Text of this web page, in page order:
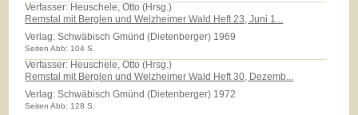
Verfasser: Heuschele, Otto (Hrsg.)
Remstal mit Berglen und Welzheimer Wald Heft 23, Juni 1...
Verlag:Schwäbisch Gmünd (Dietenberger) 1969
Seiten Abb: 104 S.
Verfasser: Heuschele, Otto (Hrsg.)
Remstal mit Berglen und Welzheimer Wald Heft 30, Dezemb...
Verlag:Schwäbisch Gmünd (Dietenberger) 1972
Seiten Abb: 128 S.